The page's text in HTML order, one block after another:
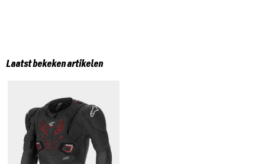
Laatst bekeken artikelen